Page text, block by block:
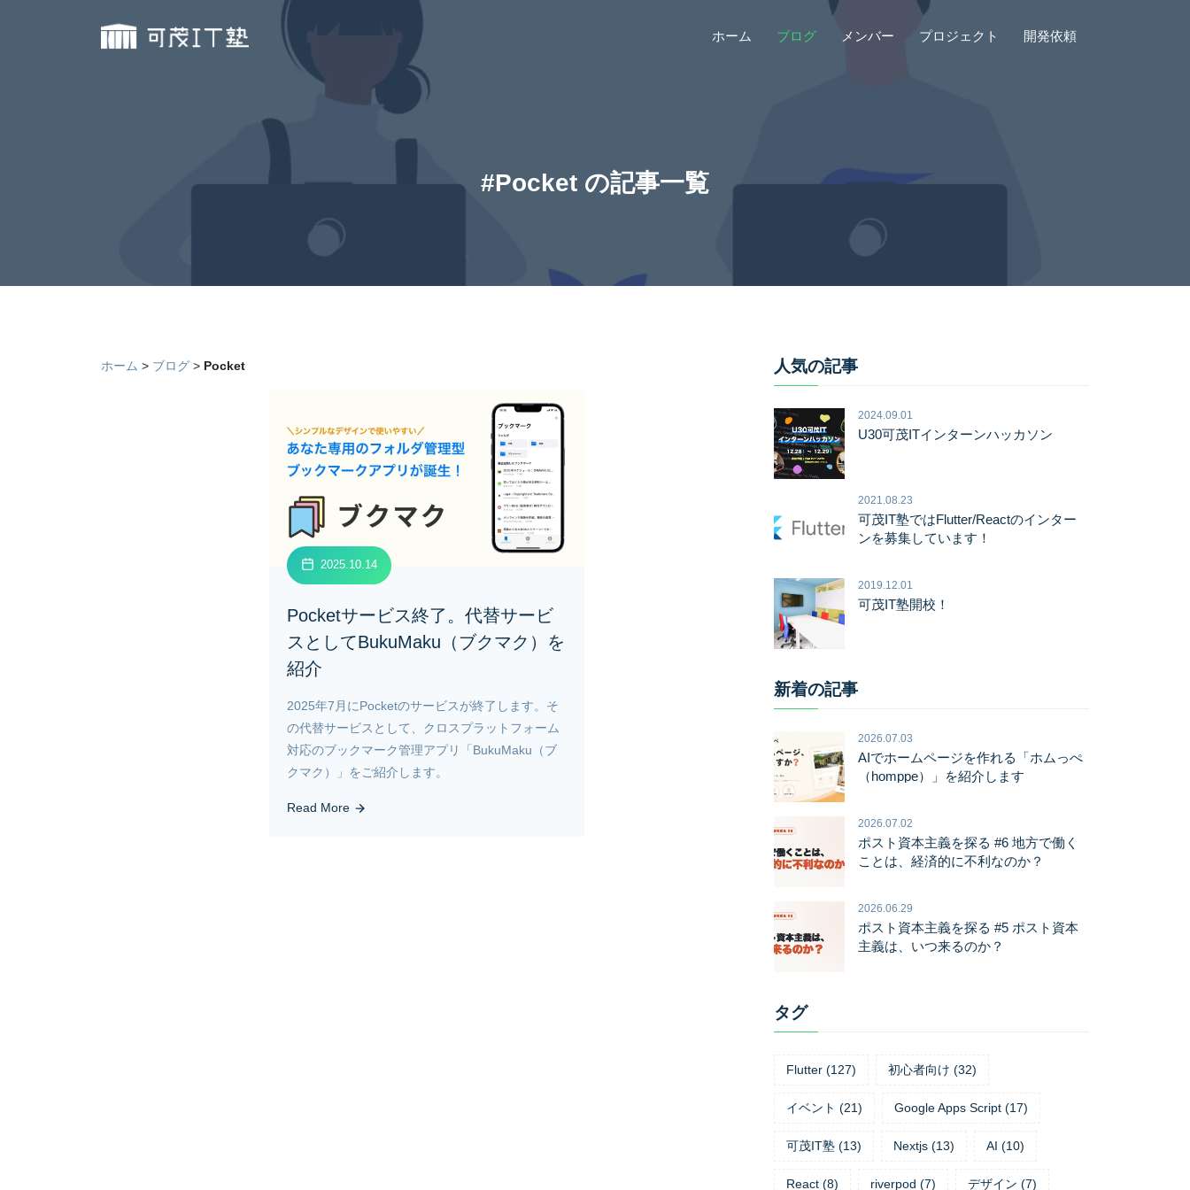
ホーム ブログ メンバー プロジェクト 開発依頼
#Pocket の記事一覧
ホーム ブログ Pocket
2025.10.14
Pocketサービス終了。代替サービ
スとしてBukuMaku（ブクマク）を
紹介
2025年7月にPocketのサービスが終了します。そ
の代替サービスとして、クロスプラットフォーム
対応のブックマーク管理アプリ「BukuMaku（ブ
クマク）」をご紹介します。
Read More
人気の記事
2024.09.01
U30可茂ITインターンハッカソン
2021.08.23
可茂IT塾ではFlutter/Reactのインター
ンを募集しています！
2019.12.01
可茂IT塾開校！
新着の記事
2026.07.03
AIでホームページを作れる「ホムっぺ
（homppe）」を紹介します
2026.07.02
ポスト資本主義を探る #6 地方で働く
ことは、経済的に不利なのか？
2026.06.29
ポスト資本主義を探る #5 ポスト資本
主義は、いつ来るのか？
タグ
Flutter (127) 初心者向け (32)
イベント (21) Google Apps Script (17)
可茂IT塾 (13) Nextjs (13) AI (10)
React (8) riverpod (7) デザイン (7)